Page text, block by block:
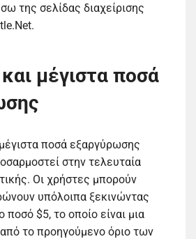
της σελίδας διαχείρισης
μέγιστα ποσά
ποσά εξαργύρωσης
στην τελευταία
Οι χρήστες μπορούν
υπόλοιπα ξεκινώντας
ποσό $5, το οποίο είναι μια
το προηγούμενο όριο των